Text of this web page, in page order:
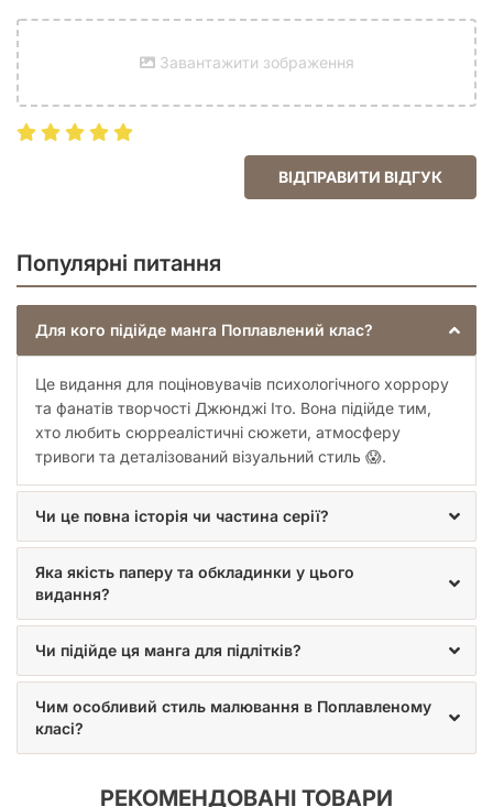
хоррор, для фанатів Джюнджі Іто, які чекали на нові
переклади його творів, а також для всіх, хто шукає
унікальні та незвичайні комікси. "Манга Поплавлений клас"
стане чудовим доповненням до будь-якої колекції манги,
пропонуючи неперевершену суміш жаху, мистецтва та
глибокого сюжету.
реальністю та кошмаром стираються, а кожен поворот
це подорож у найтемніші куточки людської психіки, яку ви
не забудете ще довго.
Завантажити зображення
ВІДПРАВИТИ ВІДГУК
Популярні питання
Для кого підійде манга Поплавлений клас?
Це видання для поціновувачів психологічного хоррору
та фанатів творчості Джюнджі Іто. Вона підійде тим,
хто любить сюрреалістичні сюжети, атмосферу
тривоги та деталізований візуальний стиль 😱.
Чи це повна історія чи частина серії?
Яка якість паперу та обкладинки у цього
видання?
Чи підійде ця манга для підлітків?
Чим особливий стиль малювання в Поплавленому
класі?
РЕКОМЕНДОВАНІ ТОВАРИ